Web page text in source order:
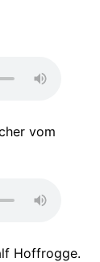
vom
Hoffrogge.